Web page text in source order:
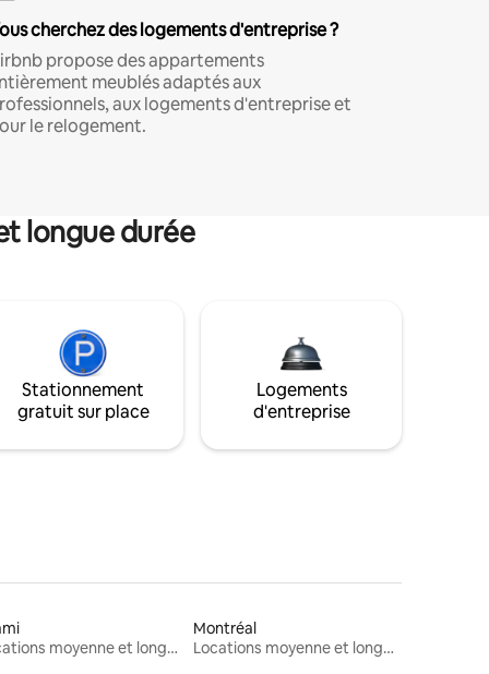
cherchez des logements d'entreprise ?
propose des appartements
meublés adaptés aux
aux logements d'entreprise et
le relogement.
longue durée
Stationnement
gratuit sur place
Logements
d'entreprise
Locations moyenne et longue durée
Montréal
Locations moyenne et longue durée